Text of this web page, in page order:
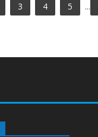
3 4 5 ...